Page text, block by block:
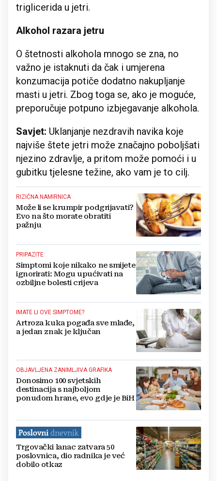
triglicerida u jetri.
Alkohol razara jetru
O štetnosti alkohola mnogo se zna, no
važno je istaknuti da čak i umjerena
konzumacija potiče dodatno nakupljanje
masti u jetri. Zbog toga se, ako je moguće,
preporučuje potpuno izbjegavanje alkohola.
Savjet: Uklanjanje nezdravih navika koje
najviše štete jetri može značajno poboljšati
njezino zdravlje, a pritom može pomoći i u
gubitku tjelesne težine, ako vam je to cilj.
RIZIČNA NAMIRNICA
Može li se krumpir podgrijavati?
Evo na što morate obratiti
pažnju
PRIPAZITE
Simptomi koje nikako ne smijete
ignorirati: Mogu upućivati na
ozbiljne bolesti crijeva
IMATE LI OVE SIMPTOME?
Artroza kuka pogađa sve mlađe,
a jedan znak je ključan
OBJAVLJENA ZANIMLJIVA GRAFIKA
Donosimo 100 svjetskih
destinacija s najboljom
ponudom hrane, evo gdje je BiH
Trgovački lanac zatvara 50
poslovnica, dio radnika je već
dobilo otkaz